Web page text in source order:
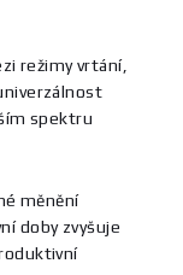
režimy vrtání,
spektru
měnění
doby zvyšuje